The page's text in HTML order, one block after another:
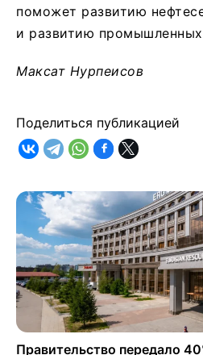
поможет развитию
и развитию
Максат Нурпеисов
Поделиться публикацией
Правительство передало